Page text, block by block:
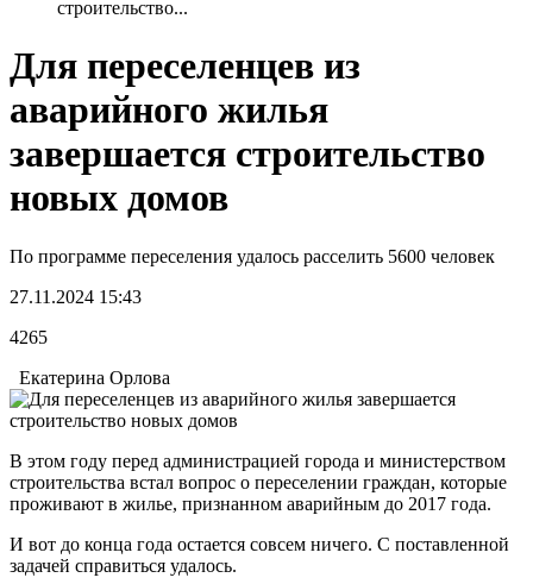
строительство...
Для переселенцев из
аварийного жилья
завершается строительство
новых домов
По программе переселения удалось расселить 5600 человек
27.11.2024 15:43
4265
Екатерина Орлова
В этом году перед администрацией города и министерством
строительства встал вопрос о переселении граждан, которые
проживают в жилье, признанном аварийным до 2017 года.
И вот до конца года остается совсем ничего. С поставленной
задачей справиться удалось.